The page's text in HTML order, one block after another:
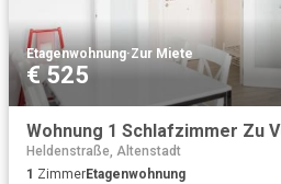
Etagenwohnung·Zur Miete
€ 525
Heldenstraße, Altenstadt
1 ZimmerEtagenwohnung